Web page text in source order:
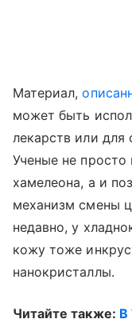
Материал,
может быть
лекарств или для
Ученые не просто
хамелеона, а и
механизм смены
недавно, у
кожу тоже
нанокристаллы.
Читайте также: В